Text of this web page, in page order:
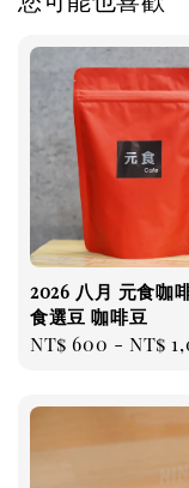
2026 八月 元食咖
食選豆 咖啡豆
Regular
NT$ 600 -NT$